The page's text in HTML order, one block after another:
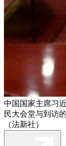
中国国家主席习
民大会堂与到访
（法新社）